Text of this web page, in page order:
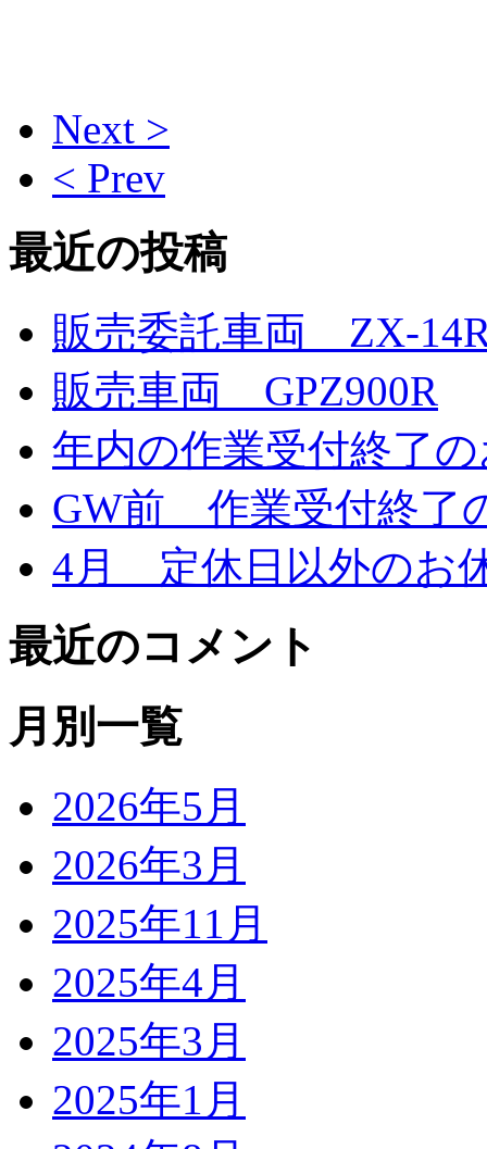
Next >
< Prev
最近の投稿
販売委託車両 ZX-
販売車両 GPZ900R
年内の作業受付終了
GW前 作業受付終了
4月 定休日以外のお
最近のコメント
月別一覧
2026年5月
2026年3月
2025年11月
2025年4月
2025年3月
2025年1月